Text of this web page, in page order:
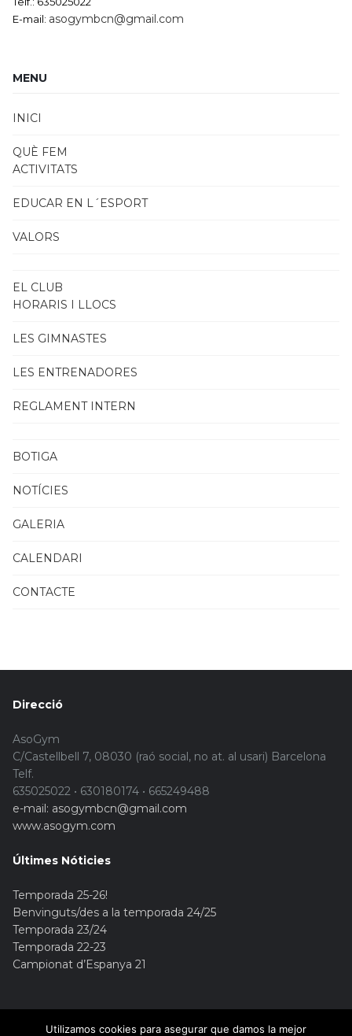
E-mail: asogymbcn@gmail.com
MENU
INICI
QUÈ FEM
ACTIVITATS
EDUCAR EN L´ESPORT
VALORS
EL CLUB
HORARIS I LLOCS
LES GIMNASTES
LES ENTRENADORES
REGLAMENT INTERN
BOTIGA
NOTÍCIES
GALERIA
CALENDARI
CONTACTE
Direcció
AsoGym
C/Castellbell 7, 08030 (raó social, no at. al usari) Barcelona
Telf.
635025022 • 630180174 • 665249488
e-mail: asogymbcn@gmail.com
www.asogym.com
Últimes Nóticies
Temporada 25-26!
Benvinguts/des a la temporada 24/25
Temporada 23/24
Temporada 22-23
Campionat d’Espanya 21
Utilizamos cookies para asegurar que damos la mejor